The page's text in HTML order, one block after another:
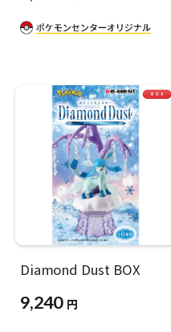
Diamond Dust BOX
9,240 円